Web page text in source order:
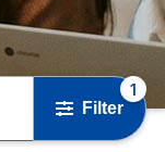
Filter
1